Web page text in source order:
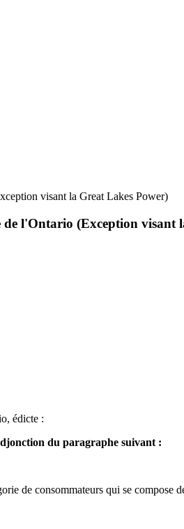
visant la Great Lakes Power)
l'Ontario (Exception visant
édicte :
du paragraphe suivant :
de consommateurs qui se